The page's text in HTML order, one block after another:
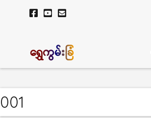
ရွှေကွမ်းခြံ
001